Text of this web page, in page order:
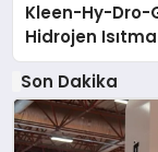
Kleen-Hy-Dro-
Hidrojen
Düzenleyici
Son Dakika